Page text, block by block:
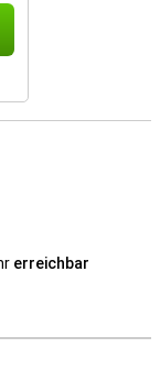
erreichbar